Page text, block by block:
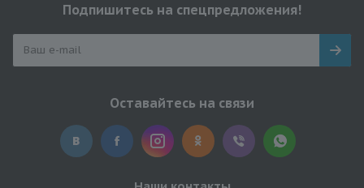
Подпишитесь на спецпредложения!
Оставайтесь на связи